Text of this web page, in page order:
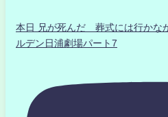
本日 兄が死んだ 葬式には行か
ルデン日浦劇場パート7